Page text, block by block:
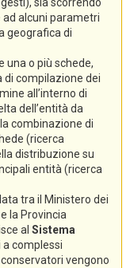
ad alcuni parametri
geografica di
una o più schede,
compilazione dei
all’interno di
dell’entità da
combinazione di
(ricerca
distribuzione su
entità (ricerca
tra il Ministero dei
la Provincia
al Sistema
a complessi
vengono